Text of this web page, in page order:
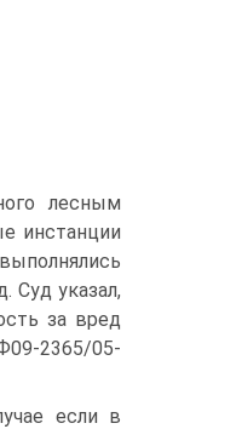
лесным
инстанции
Суд указал,
за вред
2365/05-
если в